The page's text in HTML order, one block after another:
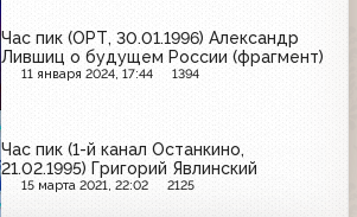
Час пик (ОРТ, 30.01.1996) Александр
Лившиц о будущем России (фрагмент)
11 января 2024, 17:44 1394
Час пик (1-й канал Останкино,
21.02.1995) Григорий Явлинский
15 марта 2021, 22:02 2125